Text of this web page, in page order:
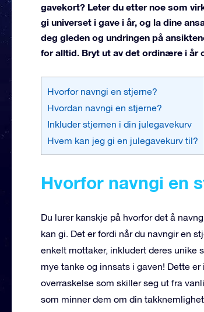
gavekort? Leter du etter noe som
gi universet i gave i år, og la dine
deg gleden og undringen på
for alltid. Bryt ut av det ordinære i år
Hvorfor navngi en stjerne?
Hvordan navngi en stjerne?
Inkluder stjernen i din julegavekurv
Hvem kan jeg gi en julegavekurv til?
Hvorfor navngi en
Du lurer kanskje på hvorfor det å
kan gi. Det er fordi når du navngir en
enkelt mottaker, inkludert deres unike
mye tanke og innsats i gaven! Dette
overraskelse som skiller seg ut fra
som minner dem om din